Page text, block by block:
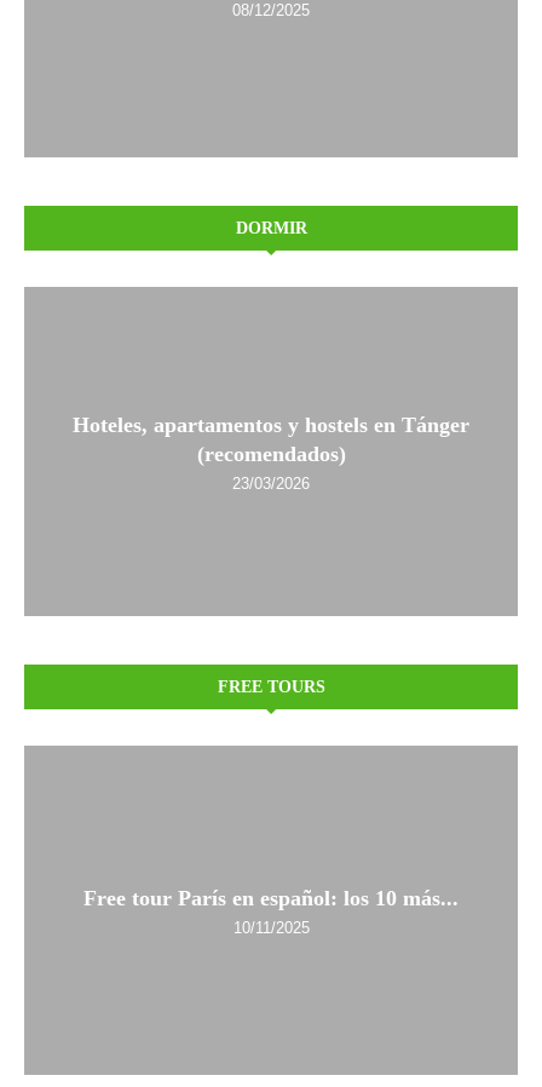
08/12/2025
DORMIR
Hoteles, apartamentos y hostels en Tánger
(recomendados)
23/03/2026
FREE TOURS
Free tour París en español: los 10 más...
10/11/2025